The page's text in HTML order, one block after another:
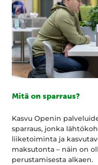
Mitä on sparraus?
Kasvu Openin
sparraus, jonka
liiketoiminta ja
maksutonta – näin on
perustamisesta alkaen.